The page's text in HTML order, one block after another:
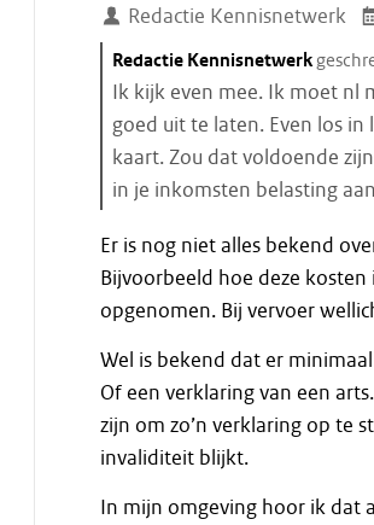
Redactie Kennisnetwerk
Citaat
starten
Redactie Kennisnetwerk
Ik kijk even mee. Ik moet nl
goed uit te laten. Even los
kaart. Zou dat voldoende
in je inkomsten belasting
citaat
Er is nog niet alles bekend
Bijvoorbeeld hoe deze
opgenomen. Bij vervoer
Wel is bekend dat er
Of een verklaring van een
zijn om zo’n verklaring op te
invaliditeit blijkt.
In mijn omgeving hoor ik dat